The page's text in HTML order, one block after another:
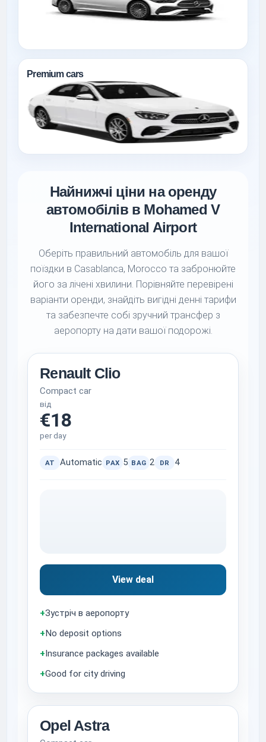
Premium cars
Найнижчі ціни на оренду
автомобілів в Mohamed V
International Airport
Оберіть правильний автомобіль для вашої
поїздки в Casablanca, Morocco та забронюйте
його за лічені хвилини. Порівняйте перевірені
варіанти оренди, знайдіть вигідні денні тарифи
та забезпечте собі зручний трансфер з
аеропорту на дати вашої подорожі.
Renault Clio
Compact car
від
€18
per day
AT Automatic PAX 5 BAG 2 DR 4
View deal
+Зустріч в аеропорту
+No deposit options
+Insurance packages available
+Good for city driving
Opel Astra